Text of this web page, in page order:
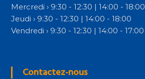
Mercredi › 9:30 - 12:30 | 14:00 - 18:00
Jeudi › 9:30 - 12:30 | 14:00 - 18:00
Vendredi › 9:30 - 12:30 | 14:00 - 17:00
Contactez-nous